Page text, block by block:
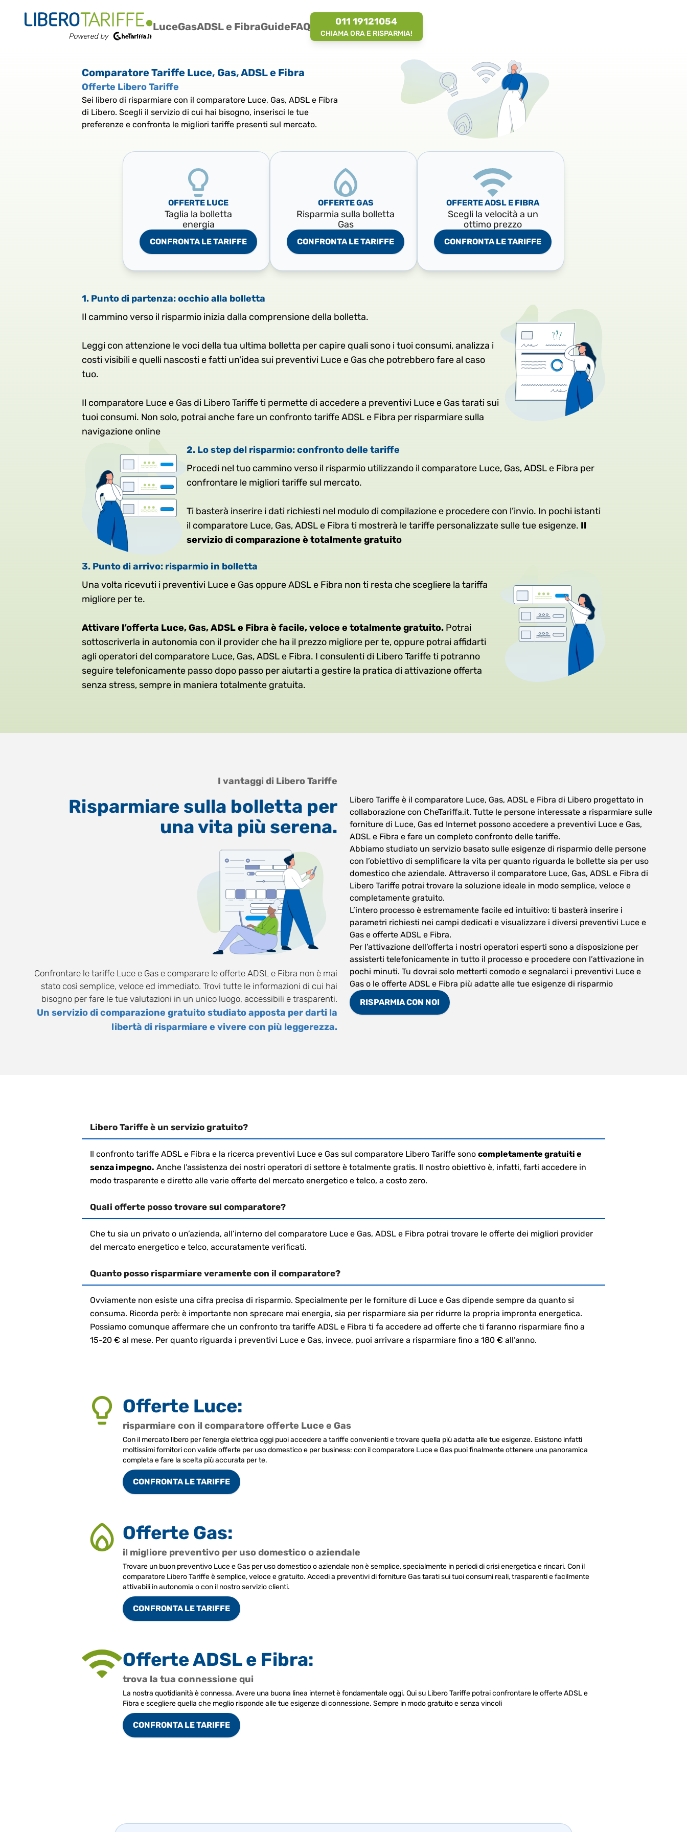
LuceGasADSL e FibraGuideFAQ 011 19121054
CHIAMA ORA E RISPARMIA!
Comparatore Tariffe Luce, Gas, ADSL e Fibra
Offerte Libero Tariffe
Sei libero di risparmiare con il comparatore Luce, Gas, ADSL e Fibra
di Libero. Scegli il servizio di cui hai bisogno, inserisci le tue
preferenze e confronta le migliori tariffe presenti sul mercato.
OFFERTE LUCE
Taglia la bolletta
energia
CONFRONTA LE TARIFFE
OFFERTE GAS
Risparmia sulla bolletta
Gas
CONFRONTA LE TARIFFE
OFFERTE ADSL E FIBRA
Scegli la velocità a un
ottimo prezzo
CONFRONTA LE TARIFFE
1. Punto di partenza: occhio alla bolletta
Il cammino verso il risparmio inizia dalla comprensione della bolletta.
Leggi con attenzione le voci della tua ultima bolletta per capire quali sono i tuoi consumi, analizza i
costi visibili e quelli nascosti e fatti un'idea sui preventivi Luce e Gas che potrebbero fare al caso
tuo.
Il comparatore Luce e Gas di Libero Tariffe ti permette di accedere a preventivi Luce e Gas tarati sui
tuoi consumi. Non solo, potrai anche fare un confronto tariffe ADSL e Fibra per risparmiare sulla
navigazione online
2. Lo step del risparmio: confronto delle tariffe
Procedi nel tuo cammino verso il risparmio utilizzando il comparatore Luce, Gas, ADSL e Fibra per
confrontare le migliori tariffe sul mercato.
Ti basterà inserire i dati richiesti nel modulo di compilazione e procedere con l’invio. In pochi istanti
il comparatore Luce, Gas, ADSL e Fibra ti mostrerà le tariffe personalizzate sulle tue esigenze. Il
servizio di comparazione è totalmente gratuito
3. Punto di arrivo: risparmio in bolletta
Una volta ricevuti i preventivi Luce e Gas oppure ADSL e Fibra non ti resta che scegliere la tariffa
migliore per te.
Attivare l’offerta Luce, Gas, ADSL e Fibra è facile, veloce e totalmente gratuito. Potrai
sottoscriverla in autonomia con il provider che ha il prezzo migliore per te, oppure potrai affidarti
agli operatori del comparatore Luce, Gas, ADSL e Fibra. I consulenti di Libero Tariffe ti potranno
seguire telefonicamente passo dopo passo per aiutarti a gestire la pratica di attivazione offerta
senza stress, sempre in maniera totalmente gratuita.
I vantaggi di Libero Tariffe
Risparmiare sulla bolletta per
una vita più serena.
Confrontare le tariffe Luce e Gas e comparare le offerte ADSL e Fibra non è mai
stato così semplice, veloce ed immediato. Trovi tutte le informazioni di cui hai
bisogno per fare le tue valutazioni in un unico luogo, accessibili e trasparenti.
Un servizio di comparazione gratuito studiato apposta per darti la
libertà di risparmiare e vivere con più leggerezza.
Libero Tariffe è il comparatore Luce, Gas, ADSL e Fibra di Libero progettato in
collaborazione con CheTariffa.it. Tutte le persone interessate a risparmiare sulle
forniture di Luce, Gas ed Internet possono accedere a preventivi Luce e Gas,
ADSL e Fibra e fare un completo confronto delle tariffe.
Abbiamo studiato un servizio basato sulle esigenze di risparmio delle persone
con l’obiettivo di semplificare la vita per quanto riguarda le bollette sia per uso
domestico che aziendale. Attraverso il comparatore Luce, Gas, ADSL e Fibra di
Libero Tariffe potrai trovare la soluzione ideale in modo semplice, veloce e
completamente gratuito.
L’intero processo è estremamente facile ed intuitivo: ti basterà inserire i
parametri richiesti nei campi dedicati e visualizzare i diversi preventivi Luce e
Gas e offerte ADSL e Fibra.
Per l’attivazione dell’offerta i nostri operatori esperti sono a disposizione per
assisterti telefonicamente in tutto il processo e procedere con l’attivazione in
pochi minuti. Tu dovrai solo metterti comodo e segnalarci i preventivi Luce e
Gas o le offerte ADSL e Fibra più adatte alle tue esigenze di risparmio
RISPARMIA CON NOI
Libero Tariffe è un servizio gratuito?
Il confronto tariffe ADSL e Fibra e la ricerca preventivi Luce e Gas sul comparatore Libero Tariffe sono completamente gratuiti e
senza impegno. Anche l’assistenza dei nostri operatori di settore è totalmente gratis. Il nostro obiettivo è, infatti, farti accedere in
modo trasparente e diretto alle varie offerte del mercato energetico e telco, a costo zero.
Quali offerte posso trovare sul comparatore?
Che tu sia un privato o un’azienda, all’interno del comparatore Luce e Gas, ADSL e Fibra potrai trovare le offerte dei migliori provider
del mercato energetico e telco, accuratamente verificati.
Quanto posso risparmiare veramente con il comparatore?
Ovviamente non esiste una cifra precisa di risparmio. Specialmente per le forniture di Luce e Gas dipende sempre da quanto si
consuma. Ricorda però: è importante non sprecare mai energia, sia per risparmiare sia per ridurre la propria impronta energetica.
Possiamo comunque affermare che un confronto tra tariffe ADSL e Fibra ti fa accedere ad offerte che ti faranno risparmiare fino a
15-20 € al mese. Per quanto riguarda i preventivi Luce e Gas, invece, puoi arrivare a risparmiare fino a 180 € all’anno.
Offerte Luce:
risparmiare con il comparatore offerte Luce e Gas
Con il mercato libero per l’energia elettrica oggi puoi accedere a tariffe convenienti e trovare quella più adatta alle tue esigenze. Esistono infatti
moltissimi fornitori con valide offerte per uso domestico e per business: con il comparatore Luce e Gas puoi finalmente ottenere una panoramica
completa e fare la scelta più accurata per te.
CONFRONTA LE TARIFFE
Offerte Gas:
il migliore preventivo per uso domestico o aziendale
Trovare un buon preventivo Luce e Gas per uso domestico o aziendale non è semplice, specialmente in periodi di crisi energetica e rincari. Con il
comparatore Libero Tariffe è semplice, veloce e gratuito. Accedi a preventivi di forniture Gas tarati sui tuoi consumi reali, trasparenti e facilmente
attivabili in autonomia o con il nostro servizio clienti.
CONFRONTA LE TARIFFE
Offerte ADSL e Fibra:
trova la tua connessione qui
La nostra quotidianità è connessa. Avere una buona linea internet è fondamentale oggi. Qui su Libero Tariffe potrai confrontare le offerte ADSL e
Fibra e scegliere quella che meglio risponde alle tue esigenze di connessione. Sempre in modo gratuito e senza vincoli
CONFRONTA LE TARIFFE